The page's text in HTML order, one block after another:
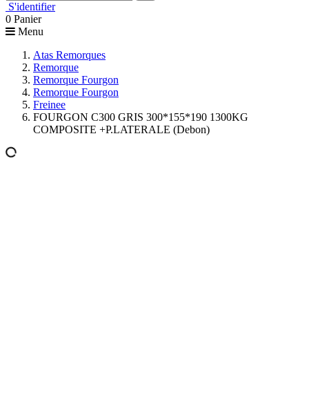
S'identifier
0 Panier
Menu
Atas Remorques
Remorque
Remorque Fourgon
Remorque Fourgon
Freinee
FOURGON C300 GRIS 300*155*190 1300KG
COMPOSITE +P.LATERALE (Debon)